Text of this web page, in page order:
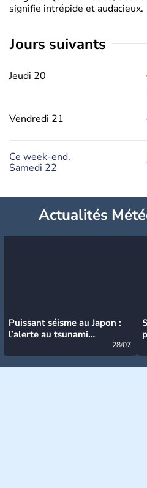
signifie intrépide et audacieux.
jours suivants
Jeudi 20
Vendredi 21
Ce week-end,
Samedi 22
Actualités
Puissant séisme au Japon :
l’alerte au tsunami
28/07